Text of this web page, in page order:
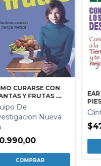
CURARSE CON
Y FRUTAS .
AMIGO
De
Nueva